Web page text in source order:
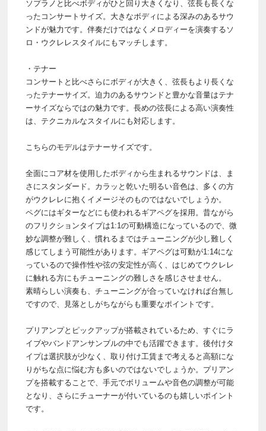
ソプラノと比べボディがひと回り大きくなり、弦長も長くな
ったコンサートサイズ。大きなボディによる深みのあるサウ
ンドが魅力です。伴奏だけではなくメロディーを演奏するソ
ロ・ウクレレスタイルにもマッチします。
・テナー
コンサートと比べさらにボディが大きく、弦長もより長くな
ったテナーサイズ。迫力のあるサウンドと豊かな音量はテナ
ーサイズならではの魅力です。長めの弦長による高い演奏性
は、テクニカルなスタイルにも対応します。
こちらのモデルはテナーサイズです。
全面にコア材を使用したボディから生まれるサウンドは、ま
さにスタンダード。カラッと乾いた明るい音色は、多くの方
がウクレレに抱くイメージそのものではないでしょうか。
ペグにはギターなどにも使われるギアペグを採用。昔ながら
のフリクションタイプは1:1の可動構造になっているので、微
妙な調整が難しく、慣れるまではチューニングが少し難しく
感じてしまう可能性があります。ギアペグは可動が1:14にな
っているので操作性や弦の安定性が高く、はじめてウクレレ
に触れる方にもチューニングの難しさを感じさせません。
素晴らしい演奏も、チューニングが合っていなければ台無し
ですので、見落としがちながらも重要なポイントです。
プリアンプとピックアップが搭載されているため、すぐにラ
イブやバンドアンサンブルの中でも活躍できます。後付けタ
イプは選択肢が少なく、取り付け工賃まで考えると高額にな
りがちな点に悩む方も多いのではないでしょうか。プリアン
プを搭載することで、手元でボリュームや音色の調整が可能
となり、さらにチューナーが付いているのも嬉しいポイント
です。